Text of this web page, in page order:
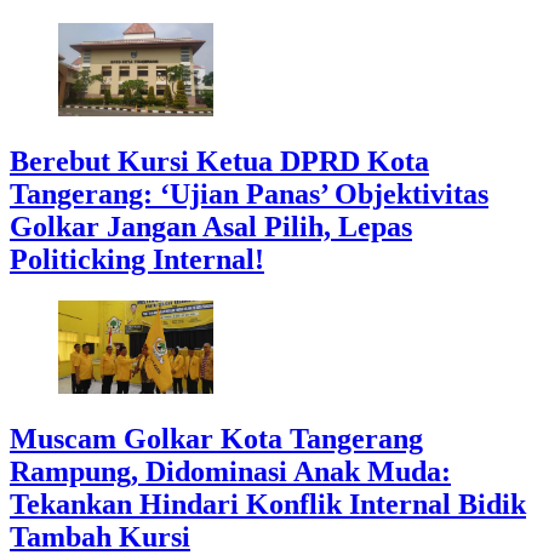
Berebut Kursi Ketua DPRD Kota
Tangerang: ‘Ujian Panas’ Objektivitas
Golkar Jangan Asal Pilih, Lepas
Politicking Internal!
Muscam Golkar Kota Tangerang
Rampung, Didominasi Anak Muda:
Tekankan Hindari Konflik Internal Bidik
Tambah Kursi